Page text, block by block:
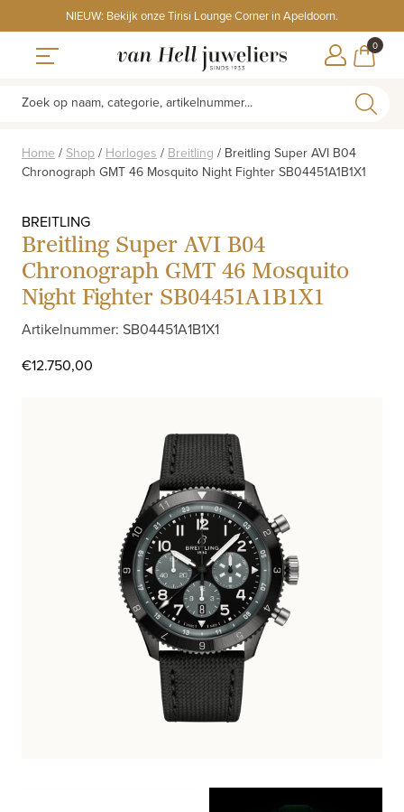
to
content
NIEUW: Bekijk onze Tirisi Lounge Corner in Apeldoorn.
0
Zoek op naam, categorie, artikelnummer...
Home / Shop / Horloges / Breitling / Breitling Super AVI B04
Chronograph GMT 46 Mosquito Night Fighter SB04451A1B1X1
BREITLING
Breitling Super AVI B04
Chronograph GMT 46 Mosquito
Night Fighter SB04451A1B1X1
Artikelnummer: SB04451A1B1X1
€12.750,00